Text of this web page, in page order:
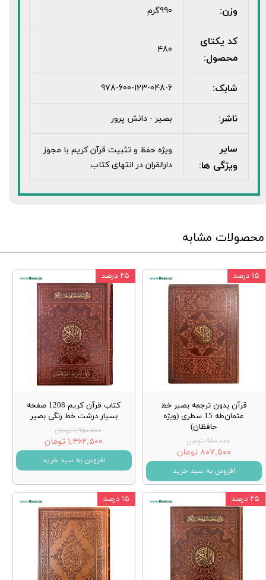
وزن: 990گرم
کد یکتای
محصول:
480
شابک: 978-600-123-048-6
ناشر: بصیر - دانش پرور
سایر
ویژگی ها:
ویژه حفظ و تثبیت قرآن کریم با مجوز
دارالقران در انتهای کتاب
محصولات مشابه
قرآن بدون ترجمه بصیر خط
عثمان‌طه 15 سطری (ویژه
حافظان)
۹۵۰,۰۰۰ تومان
۸۰۷,۵۰۰ تومان
افزودن به سبد خرید
۱۵ درصد
کتاب قرآن کریم 1208 صفحه
بسیار درشت خط رنگی بصیر
۱,۹۵۰,۰۰۰ تومان
۱,۴۶۲,۵۰۰ تومان
افزودن به سبد خرید
۲۵ درصد
۲۵ درصد ۱۵ درصد